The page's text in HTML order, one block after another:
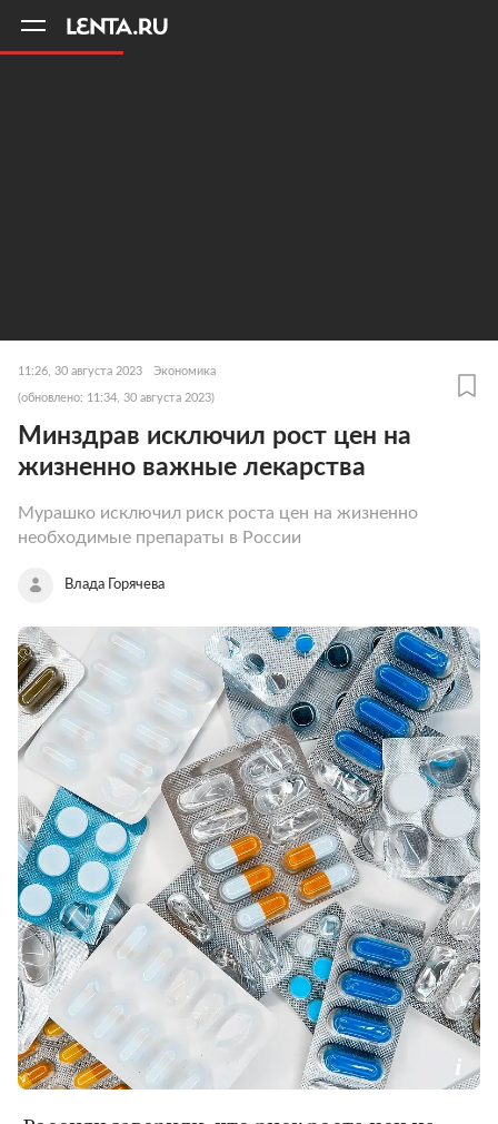
11:26, 30 августа 2023 Экономика
(обновлено: 11:34, 30 августа 2023)
Минздрав исключил рост цен на
жизненно важные лекарства
Мурашко исключил риск роста цен на жизненно
необходимые препараты в России
Влада Горячева